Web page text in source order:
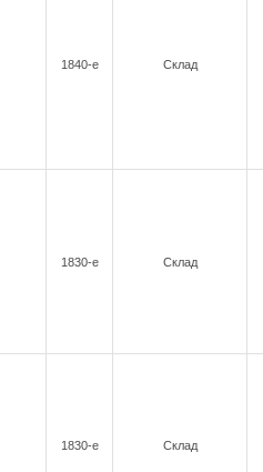
1840-е Склад
1830-е Склад
1830-е Склад